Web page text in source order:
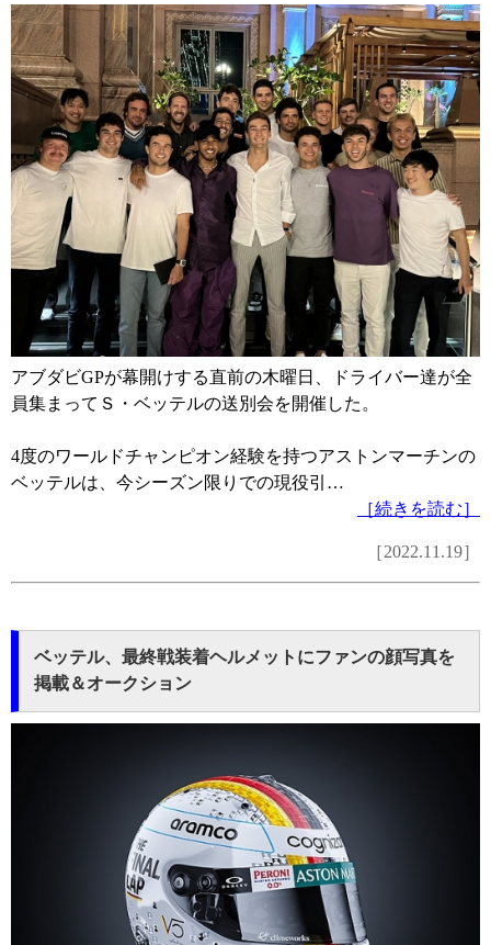
アブダビGPが幕開けする直前の木曜日、ドライバー達が全
員集まってＳ・ベッテルの送別会を開催した。
4度のワールドチャンピオン経験を持つアストンマーチンの
ベッテルは、今シーズン限りでの現役引…
［続きを読む］
［2022.11.19］
ベッテル、最終戦装着ヘルメットにファンの顔写真を
掲載＆オークション